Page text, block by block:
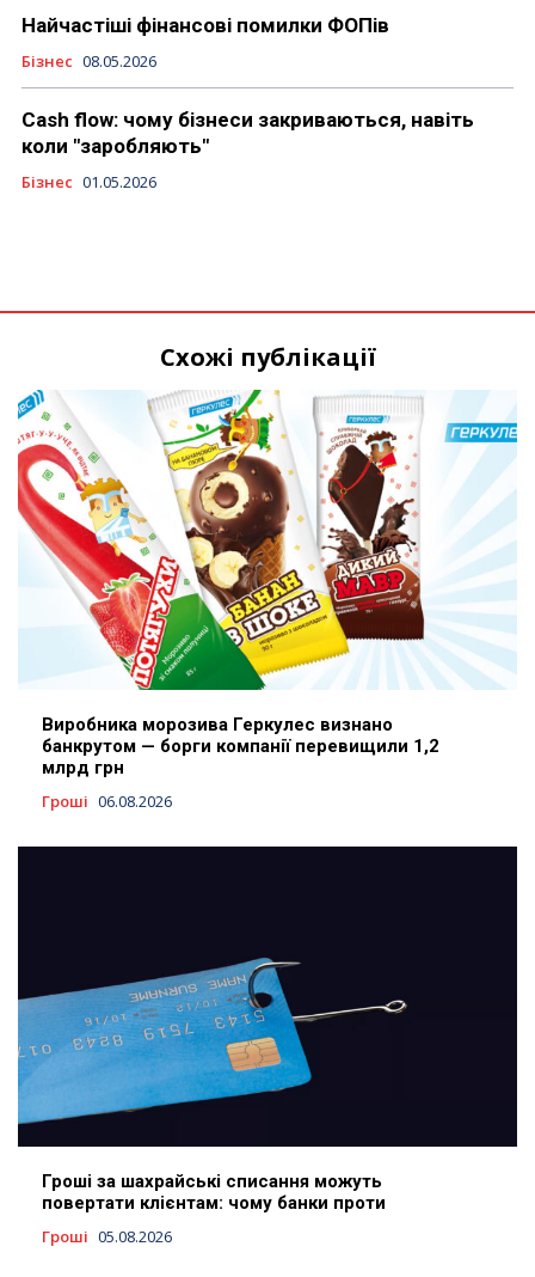
Найчастіші фінансові помилки ФОПів
Бізнес 08.05.2026
Cash flow: чому бізнеси закриваються, навіть
коли "заробляють"
Бізнес 01.05.2026
Схожі публікації
Виробника морозива Геркулес визнано
банкрутом — борги компанії перевищили 1,2
млрд грн
Гроші 06.08.2026
Гроші за шахрайські списання можуть
повертати клієнтам: чому банки проти
Гроші 05.08.2026